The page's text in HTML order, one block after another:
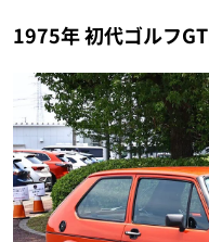
1975年 初代ゴルフ